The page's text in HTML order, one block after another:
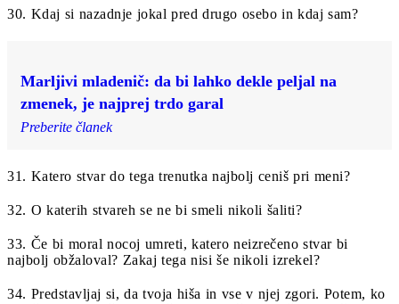
30. Kdaj si nazadnje jokal pred drugo osebo in kdaj sam?
Marljivi mladenič: da bi lahko dekle peljal na
zmenek, je najprej trdo garal
Preberite članek
31. Katero stvar do tega trenutka najbolj ceniš pri meni?
32. O katerih stvareh se ne bi smeli nikoli šaliti?
33. Če bi moral nocoj umreti, katero neizrečeno stvar bi
najbolj obžaloval? Zakaj tega nisi še nikoli izrekel?
34. Predstavljaj si, da tvoja hiša in vse v njej zgori. Potem, ko